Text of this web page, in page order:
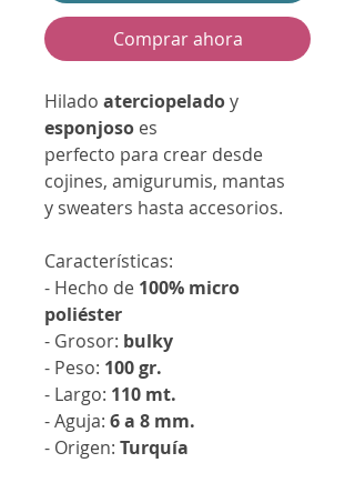
Comprar ahora
Hilado aterciopeladoy
esponjoso es
perfecto para crear desde
cojines, amigurumis, mantas
y sweaters hasta accesorios.
Características:
- Hecho de 100% micro
poliéster
- Grosor: bulky
- Peso: 100 gr.
- Largo: 110 mt.
- Aguja: 6 a 8 mm.
- Origen: Turquía